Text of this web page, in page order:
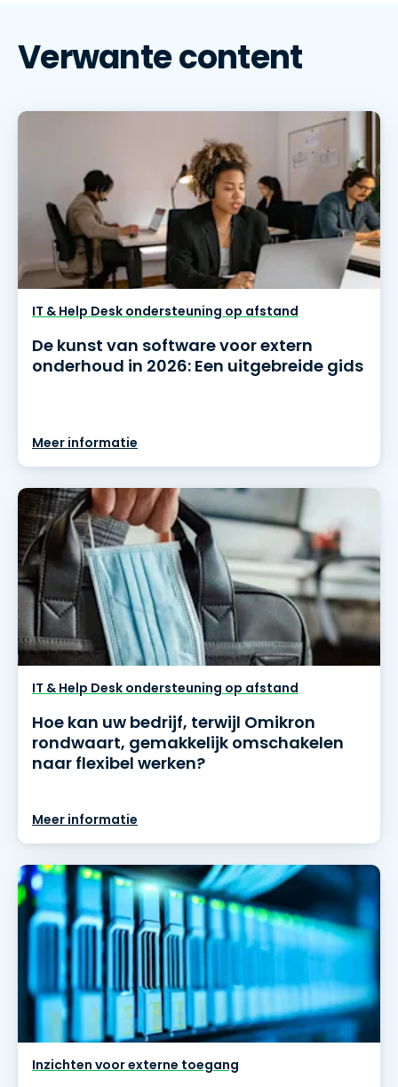
Verwante content
IT & Help Desk ondersteuning op afstand
De kunst van software voor extern
onderhoud in 2026: Een uitgebreide gids
Meer informatie
IT & Help Desk ondersteuning op afstand
Hoe kan uw bedrijf, terwijl Omikron
rondwaart, gemakkelijk omschakelen
naar flexibel werken?
Meer informatie
Inzichten voor externe toegang